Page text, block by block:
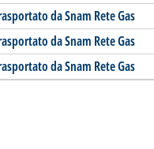
da Snam Rete Gas
da Snam Rete Gas
da Snam Rete Gas